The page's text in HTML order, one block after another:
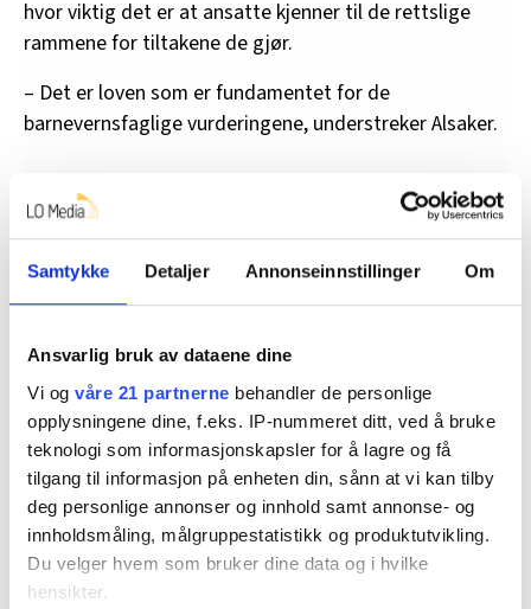
Samtykke Detaljer Annonseinnstillinger Om
Ansvarlig bruk av dataene dine
Vi og våre 21 partnerne behandler de personlige
opplysningene dine, f.eks. IP-nummeret ditt, ved å bruke
teknologi som informasjonskapsler for å lagre og få
tilgang til informasjon på enheten din, sånn at vi kan tilby
deg personlige annonser og innhold samt annonse- og
innholdsmåling, målgruppestatistikk og produktutvikling.
Du velger hvem som bruker dine data og i hvilke
hensikter.
hvor viktig det er at ansatte kjenner til de rettslige
rammene for tiltakene de gjør.
– Det er loven som er fundamentet for de
barnevernsfaglige vurderingene, understreker Alsaker.
Praksis ikke nok
Noe av det underviserne har lagt merke til etter at
masteren og deleksamenen ble innført, er hvor variert
Alsaker er derfor ikke overrasket over at bare litt over
halvparten består de nasjonale eksamenene.
– Det viser at jussopplæringen ikke er god nok fra
start av. Studentene har store kunnskapshull bra
bachelorutdanningene, som vi ikke klarer å lappe
igjen med disse fem studiepoengene. Samtidig ser
vi at studentene har god utvikling.